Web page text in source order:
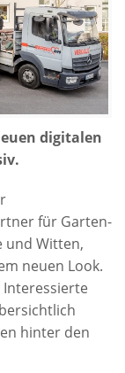
digitalen
für Garten-
und Witten,
neuen Look.
hinter den